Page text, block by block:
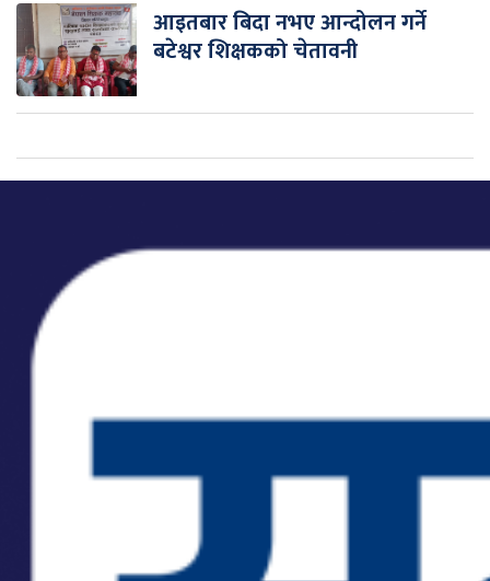
आइतबार बिदा नभए आन्दोलन गर्ने
बटेश्वर शिक्षकको चेतावनी